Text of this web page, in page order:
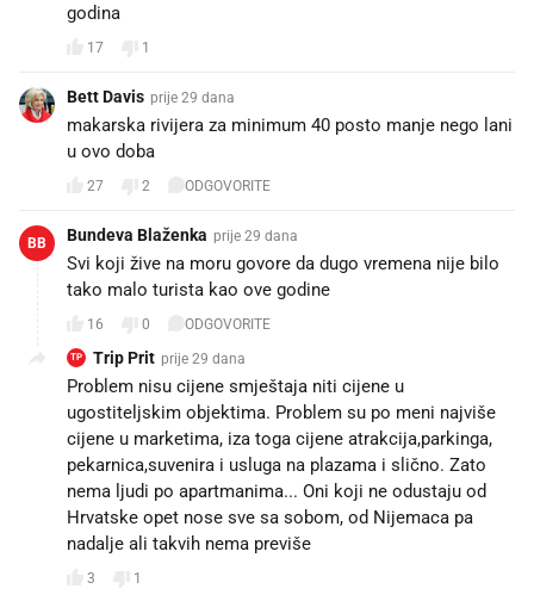
godina
17 1
Bett Davis prije 29 dana
makarska rivijera za minimum 40 posto manje nego lani
u ovo doba
27 2 ODGOVORITE
BB Bundeva Blaženka prije 29 dana
Svi koji žive na moru govore da dugo vremena nije bilo
tako malo turista kao ove godine
16 0 ODGOVORITE
TP Trip Prit prije 29 dana
Problem nisu cijene smještaja niti cijene u
ugostiteljskim objektima. Problem su po meni najviše
cijene u marketima, iza toga cijene atrakcija,parkinga,
pekarnica,suvenira i usluga na plazama i slično. Zato
nema ljudi po apartmanima... Oni koji ne odustaju od
Hrvatske opet nose sve sa sobom, od Nijemaca pa
nadalje ali takvih nema previše
3
1